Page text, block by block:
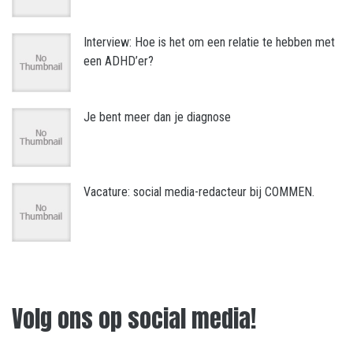
Interview: Hoe is het om een relatie te hebben met
een ADHD’er?
Je bent meer dan je diagnose
Vacature: social media-redacteur bij COMMEN.
Volg ons op social media!